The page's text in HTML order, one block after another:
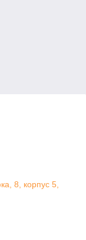
8, корпус 5,